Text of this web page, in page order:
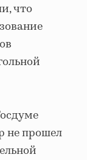
что
не прошел